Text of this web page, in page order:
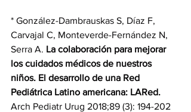
* González-Dambrauskas S, Díaz F,
Carvajal C, Monteverde-Fernández N,
Serra A. La colaboración para mejorar
los cuidados médicos de nuestros
niños. El desarrollo de una Red
Pediátrica Latino americana: LARed.
Arch Pediatr Urug 2018;89 (3): 194-202